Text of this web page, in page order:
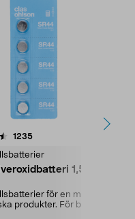
1235recensioner
1,5 V,
för en mängd
produkter. För bland
4.5 av 5 stjärnor